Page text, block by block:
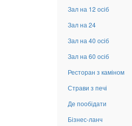
Зал на 12 осіб
Зал на 24
Зал на 40 осіб
Зал на 60 осіб
Ресторан з каміном
Страви з печі
Де пообідати
Бізнес-ланч